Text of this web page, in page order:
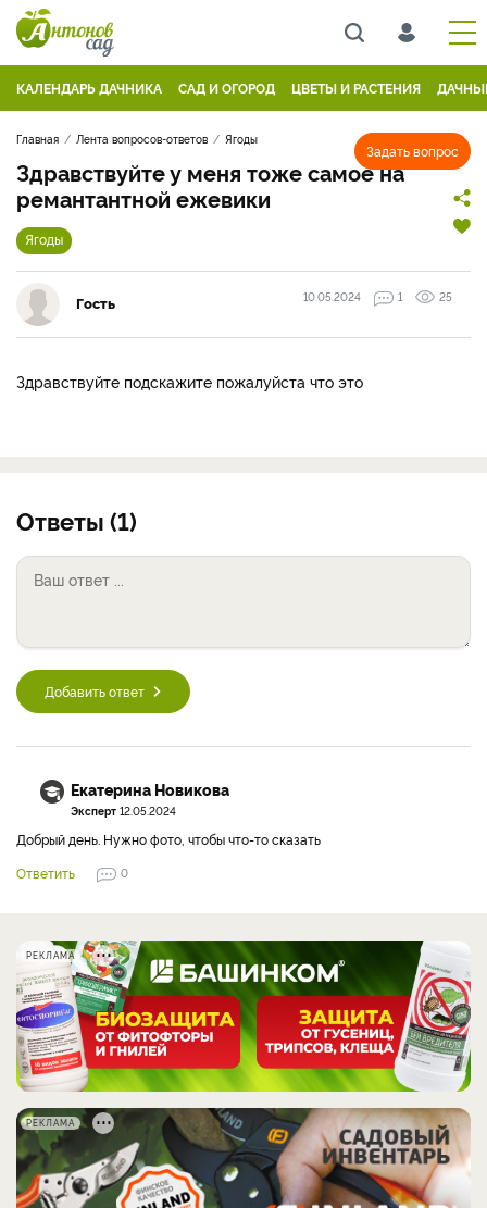
КАЛЕНДАРЬ ДАЧНИКА САД И ОГОРОД ЦВЕТЫ И РАСТЕНИЯ
Задать вопрос
Главная Лента вопросов-ответов Ягоды
Здравствуйте у меня тоже самое на
ремантантной ежевики
Ягоды
Гость 10.05.2024 1 25
Здравствуйте подскажите пожалуйста что это
Ответы (1)
Добавить ответ
Екатерина Новикова
Эксперт 12.05.2024
Добрый день. Нужно фото, чтобы что-то сказать
Ответить
0
РЕКЛАМА
РЕКЛАМА